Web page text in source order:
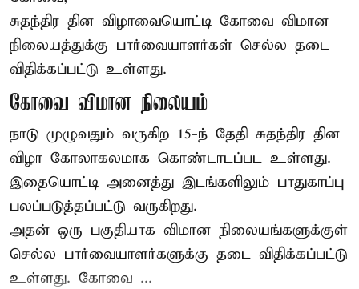
சுதந்திர தின விழாவையொட்டி கோவை விமான
நிலையத்துக்கு பார்வையாளர்கள் செல்ல தடை
விதிக்கப்பட்டு உள்ளது.
கோவை விமான நிலையம்
நாடு முழுவதும் வருகிற 15-ந் தேதி சுதந்திர தின
விழா கோலாகலமாக கொண்டாடப்பட உள்ளது.
இதையொட்டி அனைத்து இடங்களிலும் பாதுகாப்பு
பலப்படுத்தப்பட்டு வருகிறது.
அதன் ஒரு பகுதியாக விமான நிலையங்களுக்குள்
செல்ல பார்வையாளர்களுக்கு தடை விதிக்கப்பட்டு
உள்ளது. கோவை ...